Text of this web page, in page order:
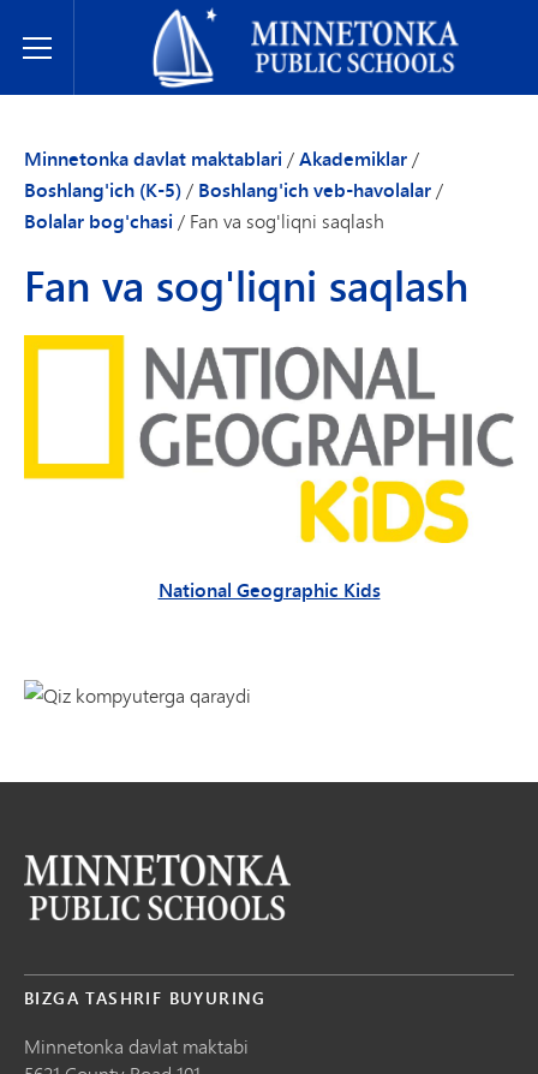
Toggle Menu
Minnetonka davlat maktablari
Minnetonka davlat maktablari /Akademiklar/
Boshlang'ich (K-5)/ Boshlang'ich veb-havolalar/
Bolalar bog'chasi / Fan va sog'liqni saqlash
Fan va sog'liqni saqlash
National Geographic Kids
BIZGA TASHRIF BUYURING
Minnetonka davlat maktabi